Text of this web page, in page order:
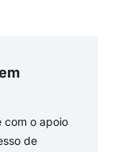
com o apoio
de